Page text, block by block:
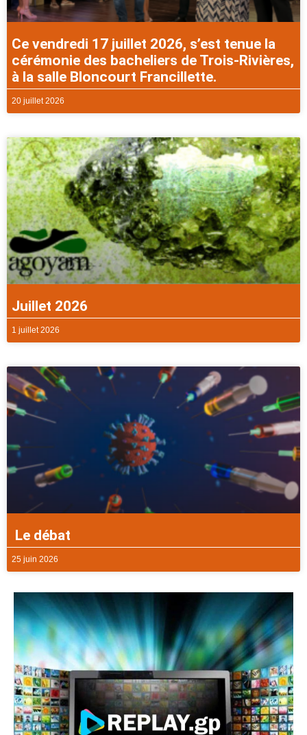
Ce vendredi 17 juillet 2026, s’est tenue la
cérémonie des bacheliers de Trois-Rivières,
à la salle Bloncourt Francillette.
20 juillet 2026
Juillet 2026
1 juillet 2026
Le débat
25 juin 2026